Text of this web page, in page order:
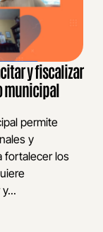
y fiscalizar
municipal
permite
y
fortalecer los